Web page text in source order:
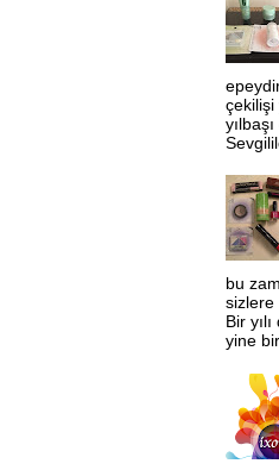
çekilişi
bu
sizlere
Bir
yine